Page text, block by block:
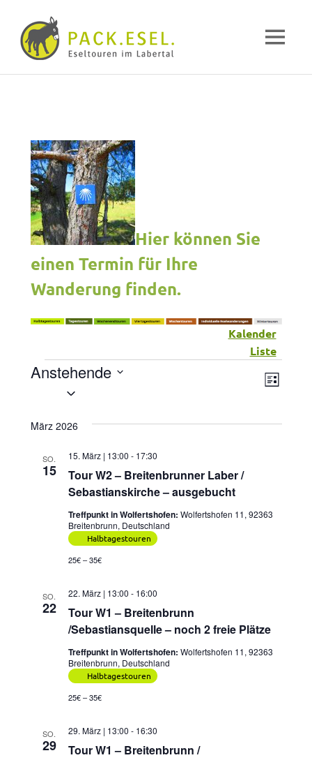
MENÜ
Hier können Sie
einen Termin für Ihre
Wanderung finden.
Kalender
Liste
Veranstaltungen LISTE
Anstehende
März 2026
SO.
15
Tour W2 – Breitenbrunner Laber /
Sebastianskirche – ausgebucht
15. März | 13:00 - 17:30
Treffpunkt in Wolfertshofen: Wolfertshofen 11, 92363
Breitenbrunn, Deutschland
Halbtagestouren
25€ – 35€
SO.
22
Tour W1 – Breitenbrunn
/Sebastiansquelle – noch 2 freie Plätze
22. März | 13:00 - 16:00
Treffpunkt in Wolfertshofen: Wolfertshofen 11, 92363
Breitenbrunn, Deutschland
Halbtagestouren
25€ – 35€
SO.
29
Tour W1 – Breitenbrunn /
29. März | 13:00 - 16:30